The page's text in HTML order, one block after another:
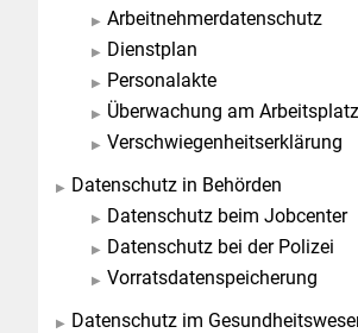
Arbeitnehmerdatenschutz
Dienstplan
Personalakte
Überwachung am
Verschwiegenheitserklärung
Datenschutz in Behörden
Datenschutz beim Jobcenter
Datenschutz bei der Polizei
Vorratsdatenspeicherung
Datenschutz im